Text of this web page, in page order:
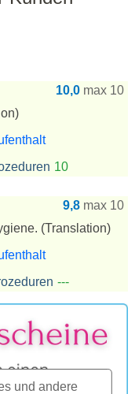
und andere
10,0 max 10
10
9,8 max 10
(Translation)
---